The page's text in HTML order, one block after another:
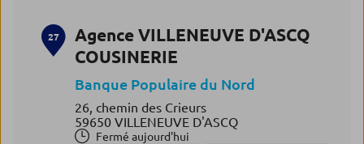
27
Agence VILLENEUVE D'ASCQ
COUSINERIE
Banque Populaire du Nord
26, chemin des Crieurs
59650 VILLENEUVE D'ASCQ
Fermé aujourd'hui